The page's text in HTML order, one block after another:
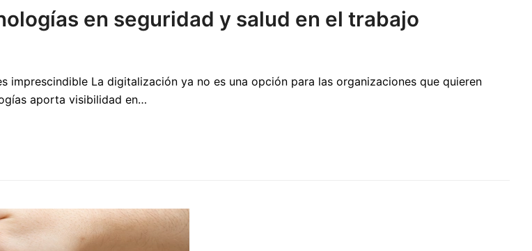
en seguridad y salud en el trabajo
La digitalización ya no es una opción para las organizaciones que quieren
aporta visibilidad en…